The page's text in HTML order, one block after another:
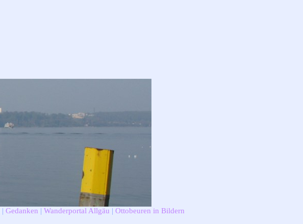
| Gedanken | Wanderportal Allgäu | Ottobeuren in Bildern